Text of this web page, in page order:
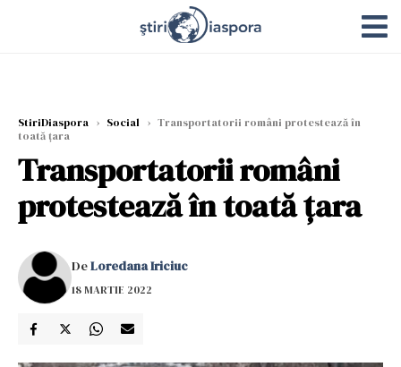
StiriDiaspora › Social › Transportatorii români protestează în
toată țara
Transportatorii români
protestează în toată țara
DeLoredana Iriciuc
18 MARTIE 2022